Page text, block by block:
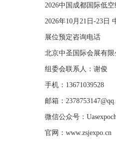
2026中国成都国际低
2026年10月21日-23日
展位预定咨询电话
北京中圣国际会展有限
组委会联系人：谢俊
手机：13671039528
邮箱：
微信公众号：
官网：www.zsjexpo.cn